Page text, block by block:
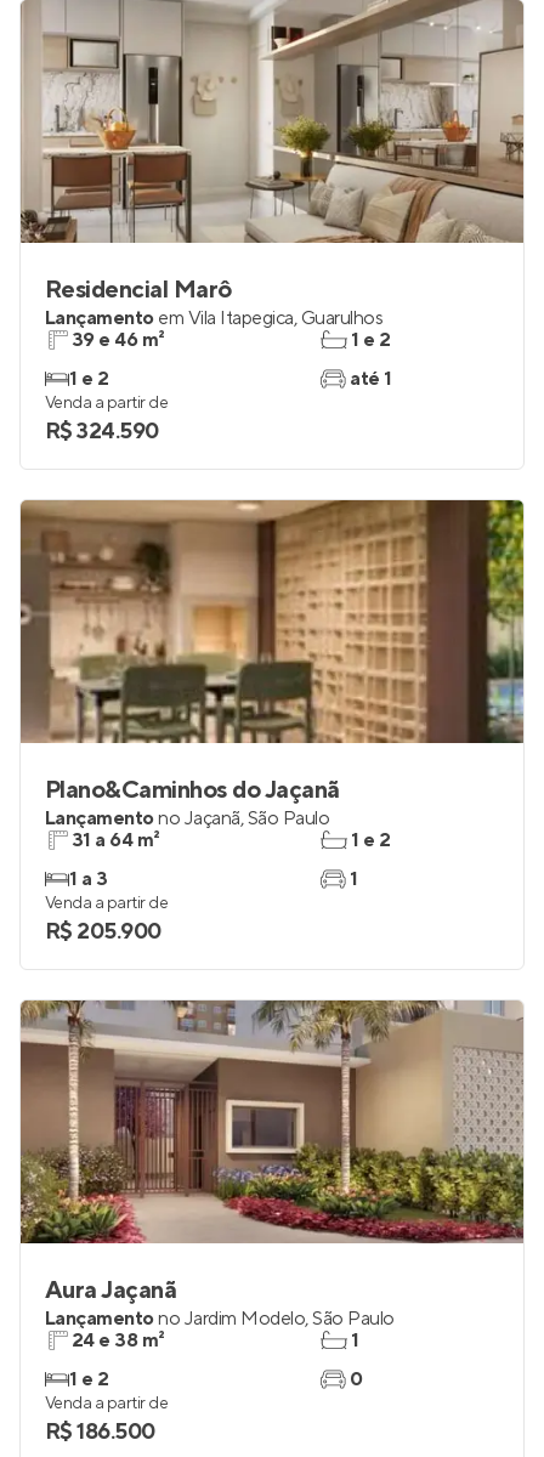
Residencial Marô
Lançamento em Vila Itapegica, Guarulhos
39 e 46 m²
1 e 2
1 e 2
até 1
Venda a partir de
R$ 324.590
Plano&Caminhos do Jaçanã
Lançamentono Jaçanã,São Paulo
31 a 64 m²
1 a 3
1 e 2
1
Venda a partir de
R$ 205.900
Aura Jaçanã
Lançamentono Jardim Modelo,São Paulo
24 e 38 m²
1 e 2
1
0
Venda a partir de
R$ 186.500